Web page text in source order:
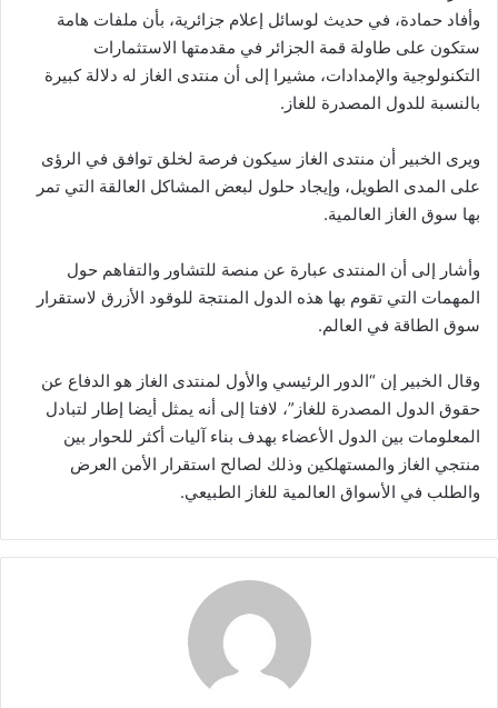
وأفاد حمادة، في حديث لوسائل إعلام جزائرية، بأن ملفات هامة
ستكون على طاولة قمة الجزائر في مقدمتها الاستثمارات
التكنولوجية والإمدادات، مشيرا إلى أن منتدى الغاز له دلالة كبيرة
بالنسبة للدول المصدرة للغاز.
ويرى الخبير أن منتدى الغاز سيكون فرصة لخلق توافق في الرؤى
على المدى الطويل، وإيجاد حلول لبعض المشاكل العالقة التي تمر
بها سوق الغاز العالمية.
وأشار إلى أن المنتدى عبارة عن منصة للتشاور والتفاهم حول
المهمات التي تقوم بها هذه الدول المنتجة للوقود الأزرق لاستقرار
سوق الطاقة في العالم.
وقال الخبير إن “الدور الرئيسي والأول لمنتدى الغاز هو الدفاع عن
حقوق الدول المصدرة للغاز”، لافتا إلى أنه يمثل أيضا إطار لتبادل
المعلومات بين الدول الأعضاء بهدف بناء آليات أكثر للحوار بين
منتجي الغاز والمستهلكين وذلك لصالح استقرار الأمن العرض
والطلب في الأسواق العالمية للغاز الطبيعي.